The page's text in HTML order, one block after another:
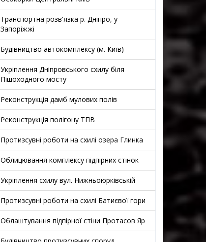
Транспортна розв'язка р. Дніпро, у
Запоріжжі
Будівництво автокомплексу (м. Київ)
Укріплення Дніпровського схилу біля
Пішоходного мосту
Реконструкція дамб мулових полів
Реконструкція полігону ТПВ
Протизсувні роботи на схилі озера Глинка
Облицювання комплексу підпірних стінок
Укріплення схилу вул. Нижньоюрківській
Протизсувні роботи на схилі Батиєвої гори
Облаштування підпірної стіни Протасов Яр